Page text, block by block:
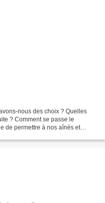
nous des choix ? Quelles
? Comment se passe le
de permettre à nos aînés et